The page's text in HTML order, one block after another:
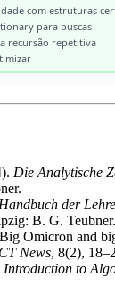
Die Analytische
Handbuch der
B. G. Teubner.
Omicron and
News, 8(2),
Introduction to